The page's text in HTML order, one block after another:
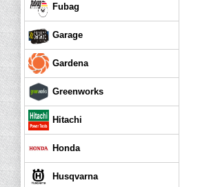
Fubag
Garage
Gardena
Greenworks
Hitachi
Honda
Husqvarna